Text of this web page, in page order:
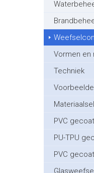
Vormen en
Techniek
PVC
PU-TPU
PVC